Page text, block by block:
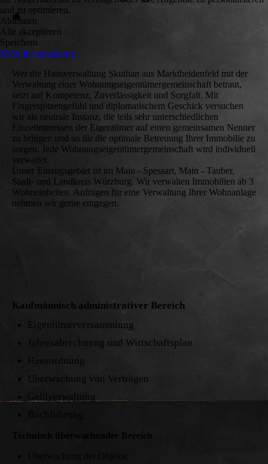
Wer die Hausverwaltung Skuthan aus Marktheidenfeld mit der
Verwaltung einer Wohnungseigentümergemeinschaft betraut,
setzt auf Kompetenz, Zuverlässigkeit und Sorgfalt. Mit
Fingerspitzengefühl und diplomatischem Geschick versuchen
wir als neutrale Instanz, die teils sehr unterschiedlichen
Einzelinteressen der Eigentümer auf einen gemeinsamen Nenner
zu bringen und so für die optimale Betreuung Ihrer Immobilie zu
sorgen. Jede Wohnungseigentümergemeinschaft wird individuell
verwaltet.
Unser Einzugsgebiet ist im Main - Spessart, Main - Tauber,
Stadt- und Landkreis Würzburg. Wir verwalten Immobilien ab 3
Wohneinheiten. Anfragen für eine Verwaltung Ihrer Wohnanlage
nehmen wir gerne entgegen.
Kaufmännisch administrativer Bereich
Eigentümerversammlung
Jahresabrechnung und Wirtschaftsplan
Hausordnung
Überwachung von Verträgen
Geldverwaltung
Technisch überwachender Bereich
und zu optimieren.
Ablehnen
Alle akzeptieren
Speichern
Mehr Informationen